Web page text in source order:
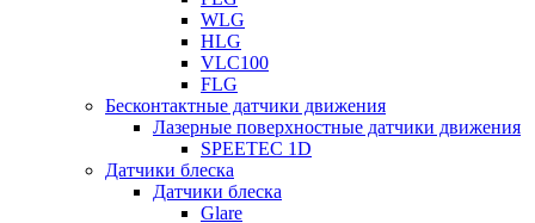
WLG
HLG
VLC100
FLG
Бесконтактные датчики движения
Лазерные поверхностные датчики движения
SPEETEC 1D
Датчики блеска
Датчики блеска
Glare